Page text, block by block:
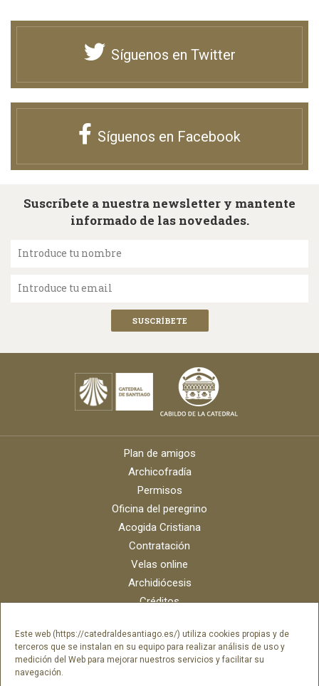
Este web (https://catedraldesantiago.es/) utiliza cookies propias y de
terceros que se instalan en su equipo para realizar análisis de uso y
medición del Web para mejorar nuestros servicios y facilitar su
navegación.
Síguenos en Twitter
Síguenos en Facebook
Suscríbete a nuestra newsletter y mantente
informado de las novedades.
Introduce tu nombre
Introduce tu email
Plan de amigos
Archicofradía
Permisos
Oficina del peregrino
Acogida Cristiana
Contratación
Velas online
Archidiócesis
Créditos
Contacto
Portal del empleado SAMI Catedral